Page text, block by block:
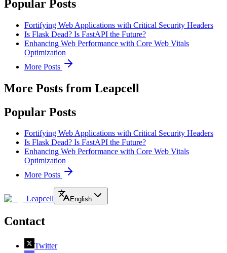
Popular Posts
Fortifying Web Applications with Critical Security Headers
Is Flask Dead? Is FastAPI the Future?
Enhancing Web Performance with Core Web Vitals
Optimization
More Posts
More Posts from Leapcell
Popular Posts
Fortifying Web Applications with Critical Security Headers
Is Flask Dead? Is FastAPI the Future?
Enhancing Web Performance with Core Web Vitals
Optimization
More Posts
Leapcell English
Contact
Twitter